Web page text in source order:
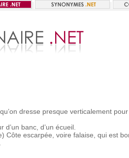
qu’on dresse presque verticalement pour
d’un banc, d’un écueil.
Côte escarpée, voire falaise, qui est